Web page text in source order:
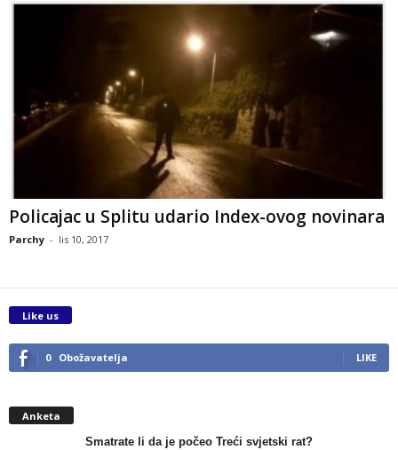
Policajac u Splitu udario Index-ovog novinara
Parchy - lis 10, 2017
Like us
0 Obožavatelja LIKE
Anketa
Smatrate li da je počeo Treći svjetski rat?